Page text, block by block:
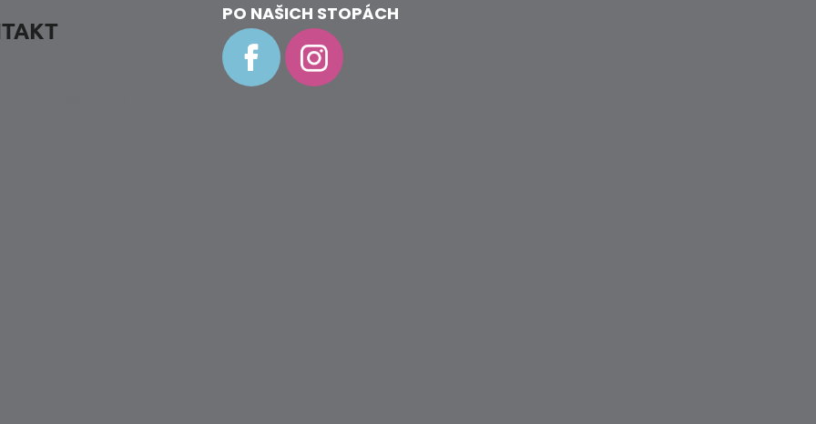
PO NAŠICH STOPÁCH